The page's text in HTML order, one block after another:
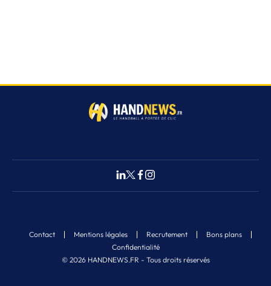
© 2026 HANDNEWS.FR - Tous droits réservés
Contact Mentions légales Recrutement
Bons plans
Confidentialité